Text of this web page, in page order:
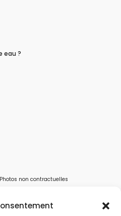
eau ?
non contractuelles
les solutions pour récupérer l’eau de
traiter et potabiliser l’eau d’un forage,